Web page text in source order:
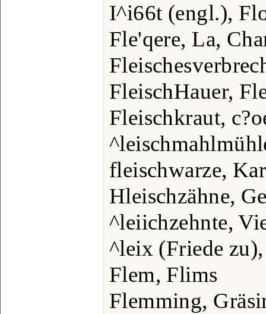
I^i66t (engl.),
Fle'qere, La,
FleischHauer,
Fleischkraut,
fleischwarze,
Hleischzähne,
^leiichzehnte,
^leix (Friede
Flem, Flims
Flemming,